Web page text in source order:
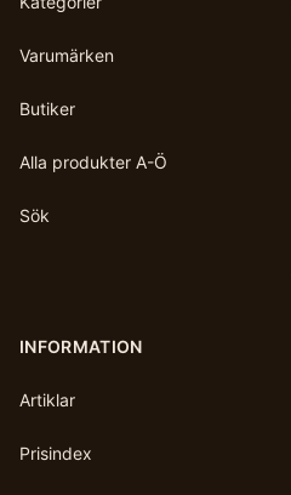
Varumärken
Butiker
Alla produkter A-Ö
Sök
INFORMATION
Artiklar
Prisindex